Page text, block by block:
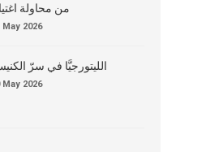
من محاولة
May 2026
الليتورجيَّا في سرّ
May 2026